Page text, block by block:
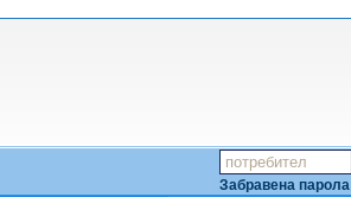
Забравена парола